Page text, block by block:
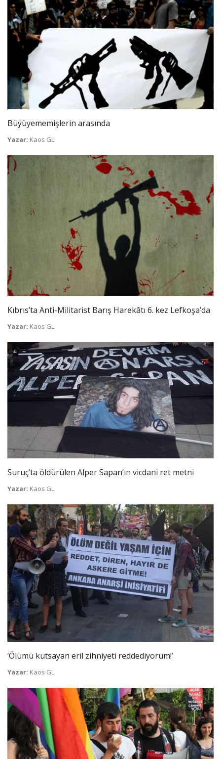
Büyüyememişlerin arasında
Yazar: Kaos GL
Kıbrıs’ta Anti-Militarist Barış Harekâtı 6. kez Lefkoşa’da
Yazar: Kaos GL
Suruç’ta öldürülen Alper Sapan’ın vicdani ret metni
Yazar: Kaos GL
‘Ölümü kutsayan eril zihniyeti reddediyorum!’
Yazar: Kaos GL